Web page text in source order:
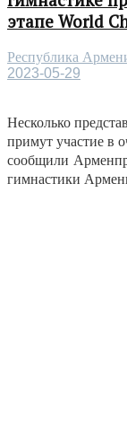
этапе World
Республика
2023-05-29
Несколько
примут участие в
сообщили
гимнастики